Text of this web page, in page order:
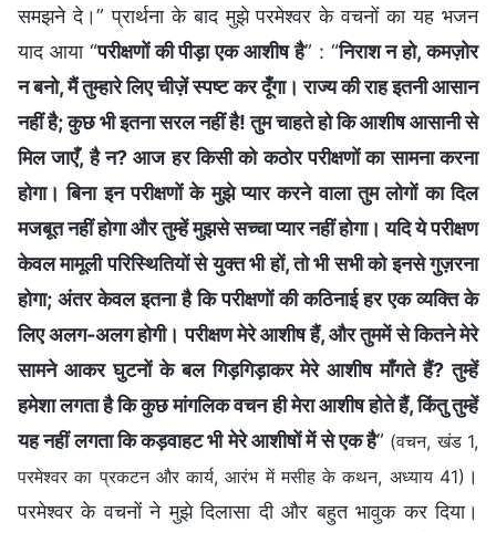
समझने दे।” प्रार्थना के बाद मुझे परमेश्वर के वचनों का यह भजन
याद आया “परीक्षणों की पीड़ा एक आशीष है” : “निराश न हो, कमज़ोर
न बनो, मैं तुम्हारे लिए चीज़ें स्पष्ट कर दूँगा। राज्य की राह इतनी आसान
नहीं है; कुछ भी इतना सरल नहीं है! तुम चाहते हो कि आशीष आसानी से
मिल जाएँ, है न? आज हर किसी को कठोर परीक्षणों का सामना करना
होगा। बिना इन परीक्षणों के मुझे प्यार करने वाला तुम लोगों का दिल
मजबूत नहीं होगा और तुम्हें मुझसे सच्चा प्यार नहीं होगा। यदि ये परीक्षण
केवल मामूली परिस्थितियों से युक्त भी हों, तो भी सभी को इनसे गुज़रना
होगा; अंतर केवल इतना है कि परीक्षणों की कठिनाई हर एक व्यक्ति के
लिए अलग-अलग होगी। परीक्षण मेरे आशीष हैं, और तुममें से कितने मेरे
सामने आकर घुटनों के बल गिड़गिड़ाकर मेरे आशीष माँगते हैं? तुम्हें
हमेशा लगता है कि कुछ मांगलिक वचन ही मेरा आशीष होते हैं, किंतु तुम्हें
यह नहीं लगता कि कड़वाहट भी मेरे आशीषों में से एक है” (वचन, खंड 1,
परमेश्वर का प्रकटन और कार्य, आरंभ में मसीह के कथन, अध्याय 41) ।
परमेश्वर के वचनों ने मुझे दिलासा दी और बहुत भावुक कर दिया।